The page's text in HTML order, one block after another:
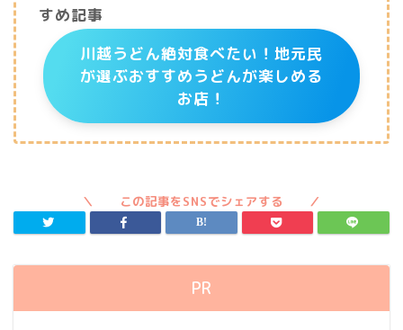
すめ記事
川越うどん絶対食べたい！地元民
が選ぶおすすめうどんが楽しめる
お店！
PR